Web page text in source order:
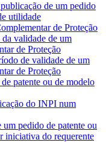
de um pedido
utilidade
de Proteção
validade de um
de Proteção
de validade de um
de Proteção
patente ou de modelo
do INPI num
um pedido de patente ou
iniciativa do requerente